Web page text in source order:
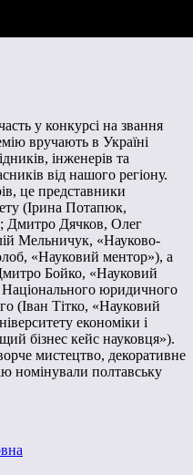
у конкурсі на звання
вручають в Україні
інженерів та
від нашого регіону.
це представники
(Ірина Потапюк,
Дмитро Дячков, Олег
Мельничук, «Науково-
«Науковий ментор»), а
Бойко, «Науковий
юридичного
(Іван Тітко, «Науковий
економіки і
бізнес кейс науковця»).
мистецтво, декоративне
номінували полтавську